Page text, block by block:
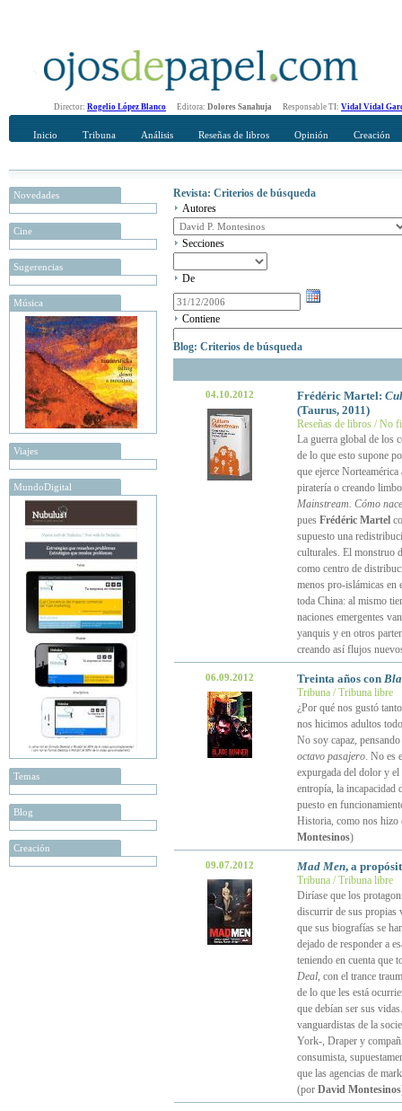
Director: Rogelio López Blanco Editora: Dolores Sanahuja Responsable TI: Vidal Vidal
Inicio Tribuna Análisis Reseñas de libros Opinión Creación
Novedades
Cine
Sugerencias
Música
Viajes
MundoDigital
Temas
Blog
Creación
Revista: Criterios de búsqueda
Autores
Secciones
De
Contiene
Blog: Criterios de búsqueda
04.10.2012 Frédéric Martel:
(Taurus, 2011)
Reseñas de libros / No
La guerra global de los
de lo que esto supone
que ejerce
piratería o creando
Mainstream. Cómo
pues Frédéric Martel
supuesto una
culturales. El monstruo
como centro de
menos pro-islámicas en
toda China: al mismo
naciones emergentes
yanquis y en otros
creando así flujos
06.09.2012 Treinta años con
Tribuna / Tribuna libre
¿Por qué nos gustó
nos hicimos adultos
No soy capaz,
octavo pasajero. No es
expurgada del dolor y
entropía, la incapacidad
puesto en
Historia, como nos hizo
Montesinos)
09.07.2012 Mad Men, a
Tribuna / Tribuna libre
Diríase que los
discurrir de sus propias
que sus biografías se
dejado de responder a
teniendo en cuenta que
Deal, con el trance
de lo que les está
que debían ser sus
vanguardistas de la
York-, Draper y
consumista,
que las agencias de
(por David Montesinos